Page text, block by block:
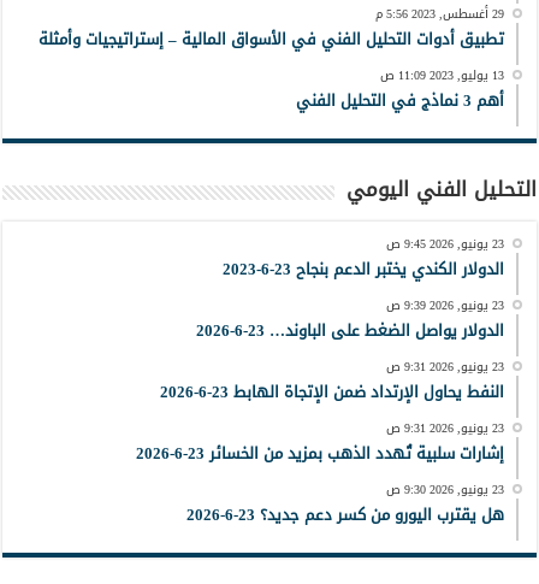
29 أغسطس, 2023 5:56 م
تطبيق أدوات التحليل الفني في الأسواق المالية – إستراتيجيات وأمثلة
13 يوليو, 2023 11:09 ص
أهم 3 نماذج في التحليل الفني
التحليل الفني اليومي
23 يونيو, 2026 9:45 ص
الدولار الكندي يختبر الدعم بنجاح 23-6-2023
23 يونيو, 2026 9:39 ص
الدولار يواصل الضغط على الباوند… 23-6-2026
23 يونيو, 2026 9:31 ص
النفط يحاول الإرتداد ضمن الإتجاة الهابط 23-6-2026
23 يونيو, 2026 9:31 ص
إشارات سلبية تُهدد الذهب بمزيد من الخسائر 23-6-2026
23 يونيو, 2026 9:30 ص
هل يقترب اليورو من كسر دعم جديد؟ 23-6-2026